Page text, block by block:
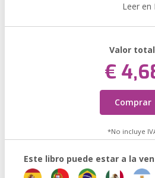
Leer en
Valor
€
Comprar
*No incluye
Este libro puede estar a la